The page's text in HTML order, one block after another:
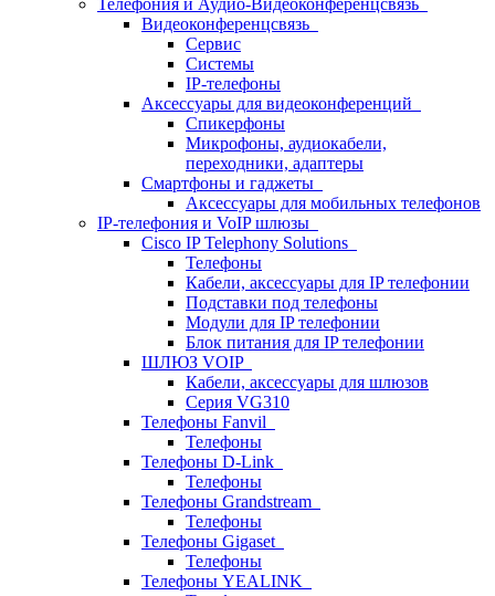
Телефония и Аудио-Видеоконференцсвязь
Видеоконференцсвязь
Сервис
Системы
IP-телефоны
Аксессуары для видеоконференций
Спикерфоны
Микрофоны, аудиокабели,
переходники, адаптеры
Смартфоны и гаджеты
Аксессуары для мобильных телефонов
IP-телефония и VoIP шлюзы
Cisco IP Telephony Solutions
Телефоны
Кабели, аксессуары для IP телефонии
Подставки под телефоны
Модули для IP телефонии
Блок питания для IP телефонии
ШЛЮЗ VOIP
Кабели, аксессуары для шлюзов
Серия VG310
Телефоны Fanvil
Телефоны
Телефоны D-Link
Телефоны
Телефоны Grandstream
Телефоны
Телефоны Gigaset
Телефоны
Телефоны YEALINK